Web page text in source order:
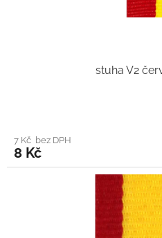
stuha V2
7 Kč bez DPH
8 Kč